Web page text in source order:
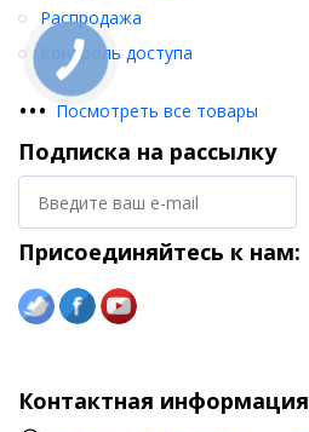
Распродажа
Контроль доступа
••• Посмотреть все товары
Подписка на рассылку
Присоединяйтесь к нам:
Контактная информация